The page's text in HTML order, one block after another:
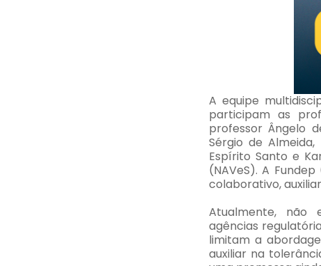
A equipe
participam as
professor Ângelo
Sérgio de Almeida,
Espírito Santo e
(NAVeS). A
colaborativo,
Atualmente, não
agências
limitam a
auxiliar na